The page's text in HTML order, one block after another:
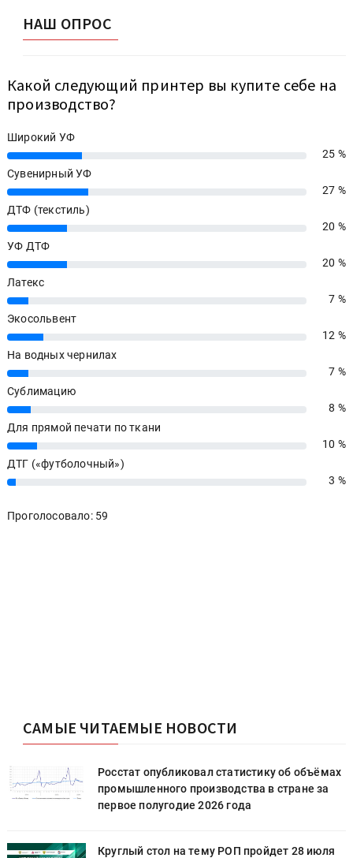
НАШ ОПРОС
Какой следующий принтер вы купите себе на
производство?
Широкий УФ
25%
25 %
Сувенирный УФ
27%
27 %
ДТФ (текстиль)
20%
20 %
УФ ДТФ
20%
20 %
Латекс
7%
7 %
Экосольвент
12%
12 %
На водных чернилах
7%
7 %
Сублимацию
8%
8 %
Для прямой печати по ткани
10%
10 %
ДТГ («футболочный»)
3% 3 %
Проголосовало: 59
САМЫЕ ЧИТАЕМЫЕ НОВОСТИ
Росстат опубликовал статистику об объёмах
промышленного производства в стране за
первое полугодие 2026 года
Круглый стол на тему РОП пройдет 28 июля